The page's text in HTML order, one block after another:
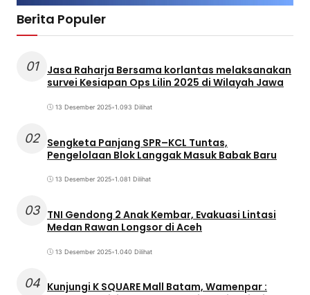
Berita Populer
01
Jasa Raharja Bersama korlantas melaksanakan
survei Kesiapan Ops Lilin 2025 di Wilayah Jawa
13 Desember 2025•1.093 Dilihat
02 Sengketa Panjang SPR–KCL Tuntas,
Pengelolaan Blok Langgak Masuk Babak Baru
13 Desember 2025•1.081 Dilihat
03 TNI Gendong 2 Anak Kembar, Evakuasi Lintasi
Medan Rawan Longsor di Aceh
13 Desember 2025•1.040 Dilihat
04 Kunjungi K SQUARE Mall Batam, Wamenpar :